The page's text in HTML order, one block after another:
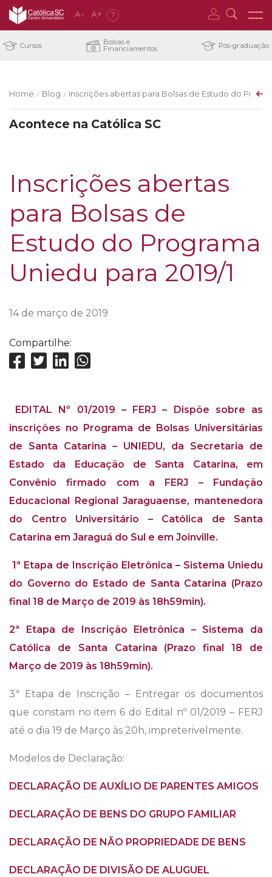
A- A+ ?
Cursos Bolsas e
Financiamentos Pós-graduação
Home / Blog / Inscrições abertas para Bolsas de Estudo do
Acontece na Católica SC
Inscrições abertas
para Bolsas de
Estudo do Programa
Uniedu para 2019/1
14 de março de 2019
Compartilhe:
EDITAL Nº 01/2019 – FERJ – Dispõe sobre as
inscrições no Programa de Bolsas Universitárias
de Santa Catarina – UNIEDU, da Secretaria de
Estado da Educação de Santa Catarina, em
Convênio firmado com a FERJ – Fundação
Educacional Regional Jaraguaense, mantenedora
do Centro Universitário – Católica de Santa
Catarina em Jaraguá do Sul e em Joinville.
1ª Etapa de Inscrição Eletrônica – Sistema Uniedu
do Governo do Estado de Santa Catarina (Prazo
final 18 de Março de 2019 às 18h59min).
2ª Etapa de Inscrição Eletrônica – Sistema da
Católica de Santa Catarina (Prazo final 18 de
Março de 2019 às 18h59min).
3ª Etapa de Inscrição – Entregar os documentos
que constam no item 6 do Edital nº 01/2019 – FERJ
até o dia 19 de Março às 20h, impreterivelmente.
Modelos de Declaração:
DECLARAÇÃO DE AUXÍLIO DE PARENTES AMIGOS
DECLARAÇÃO DE BENS DO GRUPO FAMILIAR
DECLARAÇÃO DE NÃO PROPRIEDADE DE BENS
DECLARAÇÃO DE DIVISÃO DE ALUGUEL